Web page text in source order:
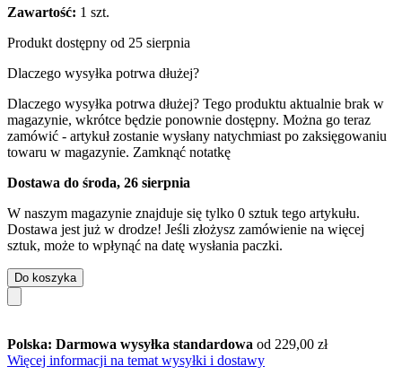
Zawartość: 1 szt.
Produkt dostępny od 25 sierpnia
Dlaczego wysyłka potrwa dłużej?
Dlaczego wysyłka potrwa dłużej? Tego produktu aktualnie brak w
magazynie, wkrótce będzie ponownie dostępny. Można go teraz
zamówić - artykuł zostanie wysłany natychmiast po zaksięgowaniu
towaru w magazynie. Zamknąć notatkę
Dostawa do środa, 26 sierpnia
W naszym magazynie znajduje się tylko 0 sztuk tego artykułu.
Dostawa jest już w drodze! Jeśli złożysz zamówienie na więcej
sztuk, może to wpłynąć na datę wysłania paczki.
Do koszyka
Polska: Darmowa wysyłka standardowa od 229,00 zł
Więcej informacji na temat wysyłki i dostawy